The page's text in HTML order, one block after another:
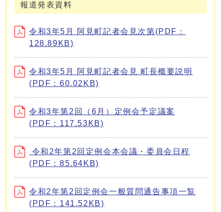
報道発表資料
令和3年5月 阿見町記者会見次第(PDF：
128.89KB)
令和3年5月 阿見町記者会見 町長概要説明
(PDF：60.02KB)
令和3年第2回（6月）定例会予定議案
(PDF：117.53KB)
令和2年第2回定例会本会議・委員会日程
(PDF：85.64KB)
令和2年第2回定例会一般質問通告事項一覧
(PDF：141.52KB)